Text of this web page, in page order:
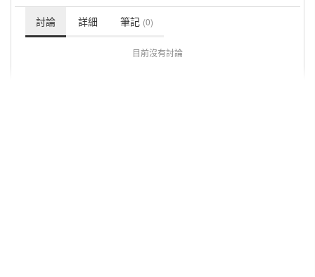
討論 詳細 筆記 (0)
目前沒有討論